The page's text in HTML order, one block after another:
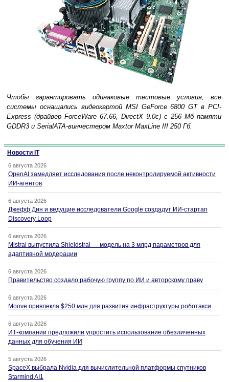
Чтобы гарантировать одинаковые тестовые условия, все
системы оснащались видеокартой MSI GeForce 6800 GT в PCI-
Express (драйвер ForceWare 67.66, DirectX 9.0c) с 256 Мб памяти
GDDR3 и SerialATA-винчестером Maxtor MaxLine III 250 Гб.
Новости IT
6 августа 2026
OpenAI замедляет исследования после неконтролируемой активности
ИИ-агентов
6 августа 2026
Джефф Дин и ведущие исследователи Google создадут ИИ-стартап
Discovery Loop
6 августа 2026
Mistral выпустила Shieldstral — модель на 3 млрд параметров для
адаптивной модерации
6 августа 2026
Правительство создало рабочую группу по ИИ и авторскому праву
6 августа 2026
Moove привлекла $250 млн для развития инфраструктуры роботакси
6 августа 2026
ИТ-компании предложили упростить использование обезличенных
данных для обучения ИИ
5 августа 2026
SpaceX выбрала Nvidia для вычислительной платформы спутников
Starmind AI1